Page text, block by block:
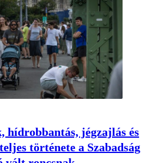
hídrobbantás, jégzajlás és
története a Szabadság